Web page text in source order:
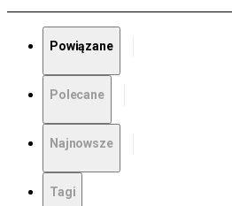
Powiązane
Polecane
Najnowsze
Tagi